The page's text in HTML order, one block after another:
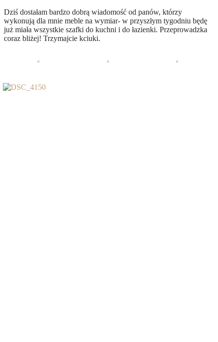
Dziś dostałam bardzo dobrą wiadomość od panów, którzy
wykonują dla mnie meble na wymiar- w przyszłym tygodniu będę
już miała wszystkie szafki do kuchni i do łazienki. Przeprowadzka
coraz bliżej! Trzymajcie kciuki.